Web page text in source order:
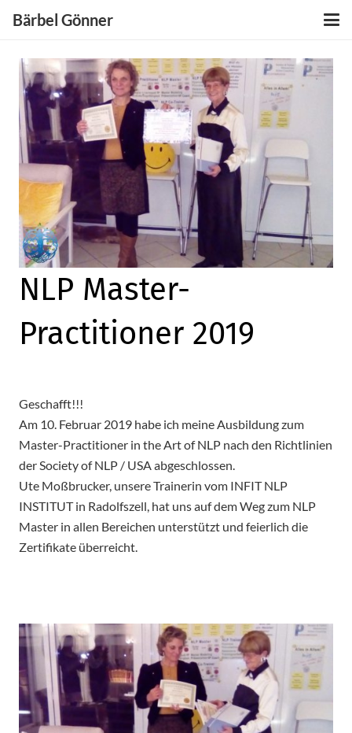
Bärbel Gönner
NLP Master-
Practitioner 2019
Geschafft!!!
Am 10. Februar 2019 habe ich meine Ausbildung zum
Master-Practitioner in the Art of NLP nach den Richtlinien
der Society of NLP / USA abgeschlossen.
Ute Moßbrucker, unsere Trainerin vom INFIT NLP
INSTITUT in Radolfszell, hat uns auf dem Weg zum NLP
Master in allen Bereichen unterstützt und feierlich die
Zertifikate überreicht.